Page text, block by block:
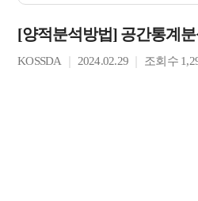
[양적분석방법] 공간통계분
KOSSDA 2024.02.29 조회수